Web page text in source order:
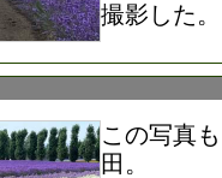
撮影した。
この写真
田。